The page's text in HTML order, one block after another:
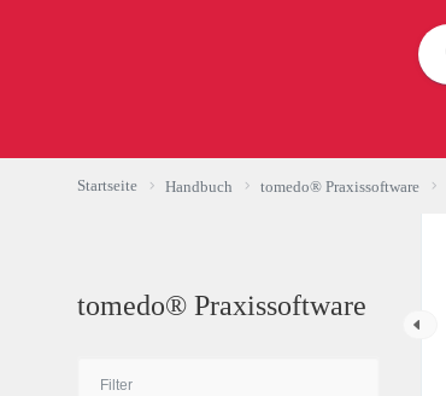
Startseite Handbuch tomedo® Praxissoftware
tomedo® Praxissoftware